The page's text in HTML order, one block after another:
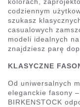
codziennym
szukasz
casualowych
modeli idealnych
znajdziesz parę
KLASYCZNE
Od uniwersalnych
eleganckie fasony
BIRKENSTOCK